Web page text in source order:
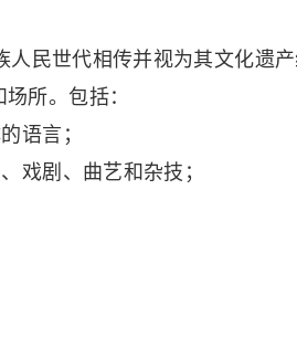
民世代相传并视为其文化遗产
所。包括：
语言；
剧、曲艺和杂技；